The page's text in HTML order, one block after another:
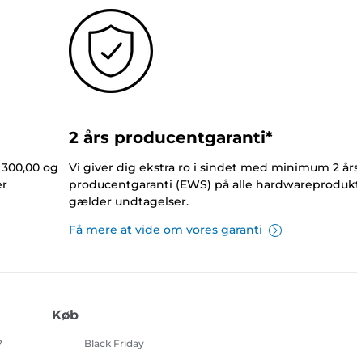
og
2 års producentgaranti*
Vi giver dig ekstra ro i sindet med minimum 2
producentgaranti (EWS) på alle
gælder undtagelser.
Få mere at vide om vores garanti
Køb
Black Friday